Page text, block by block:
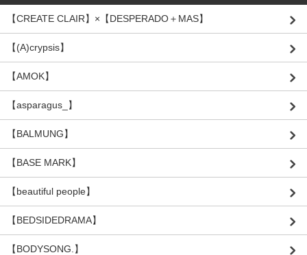
【CREATE CLAIR】×【DESPERADO＋MAS】
【(A)crypsis】
【AMOK】
【asparagus_】
【BALMUNG】
【BASE MARK】
【beautiful people】
【BEDSIDEDRAMA】
【BODYSONG.】